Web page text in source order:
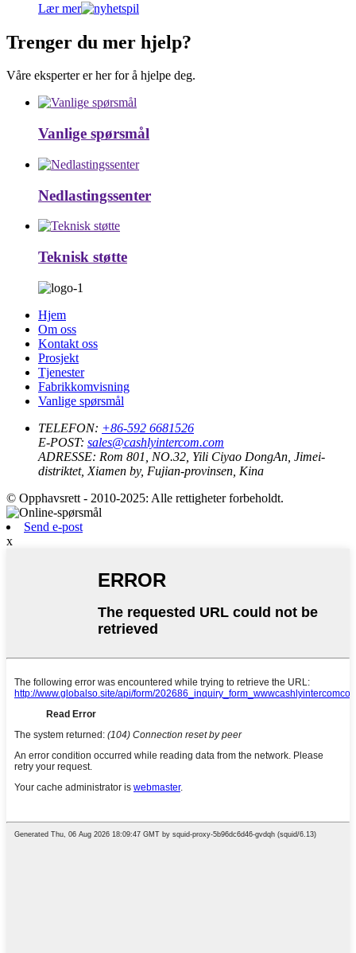
Lær mer
Trenger du mer hjelp?
Våre eksperter er her for å hjelpe deg.
Vanlige spørsmål
Nedlastingssenter
Teknisk støtte
Hjem
Om oss
Kontakt oss
Prosjekt
Tjenester
Fabrikkomvisning
Vanlige spørsmål
TELEFON: +86-592 6681526
E-POST: sales@cashlyintercom.com
ADRESSE: Rom 801, NO.32, Yili Ciyao DongAn, Jimei-
distriktet, Xiamen by, Fujian-provinsen, Kina
© Opphavsrett - 2010-2025: Alle rettigheter forbeholdt.
Send e-post
x